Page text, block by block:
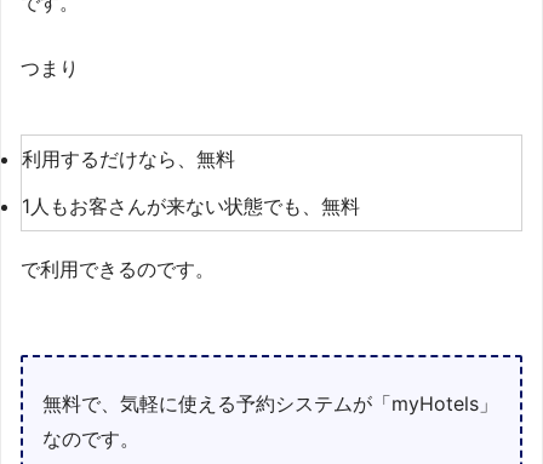
つまり
利用するだけなら、無料
1人もお客さんが来ない状態でも、無料
で利用できるのです。
無料で、気軽に使える予約システムが「myHotels」
なのです。